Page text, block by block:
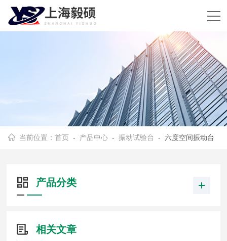
当前位置：首页 - 产品中心 -振动试验台 - 六度空间振动台
产品分类
相关文章